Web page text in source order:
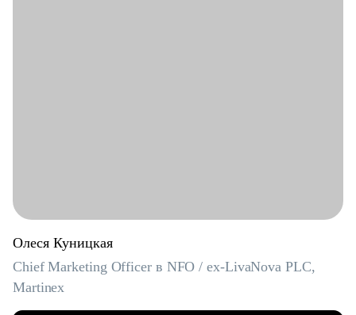
Олеся Куницкая
Chief Marketing Officer в NFO / ex-LivaNova PLC,
Martinex